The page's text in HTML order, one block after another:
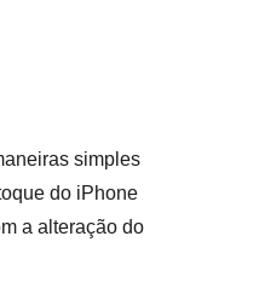
simples
do iPhone
a alteração do